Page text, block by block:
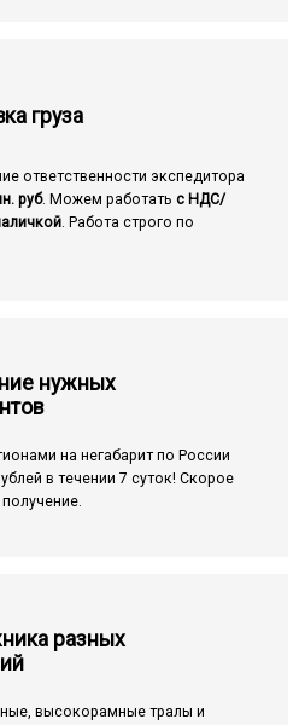
груза
ответственности экспедитора
руб. Можем работать с НДС/
. Работа строго по
нужных
на негабарит по России
в течении 7 суток! Скорое
разных
высокорамные тралы и